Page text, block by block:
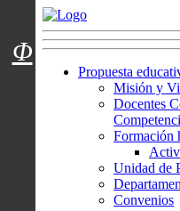
Menú usuarios
Propuesta
Misión y
Docentes
Formación
Unidad de
Convenios
Φ